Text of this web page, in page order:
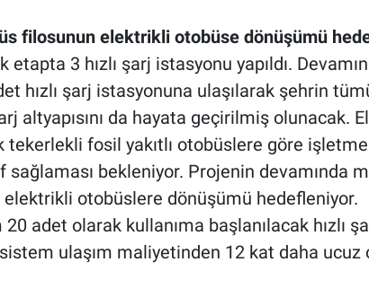
filosunun elektrikli otobüse dönüşümü
3 hızlı şarj istasyonu yapıldı.
hızlı şarj istasyonuna ulaşılarak şehrin
altyapısını da hayata geçirilmiş olunacak.
tekerlekli fosil yakıtlı otobüslere göre
bekleniyor. Projenin devamında
otobüslere dönüşümü hedefleniyor.
adet olarak kullanıma başlanılacak hızlı
ulaşım maliyetinden 12 kat daha ucuz